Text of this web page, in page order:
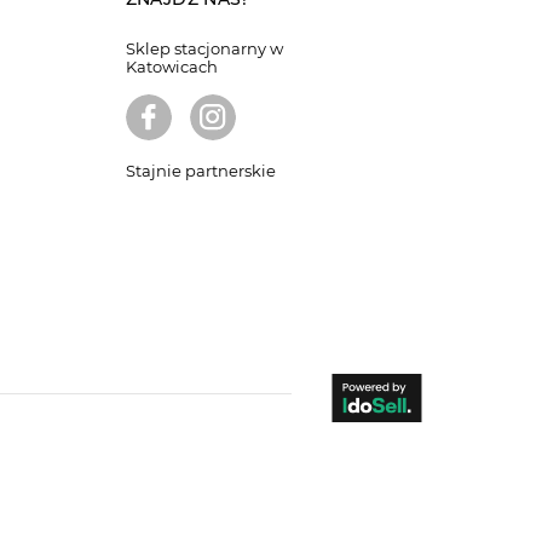
Sklep stacjonarny w
Katowicach
Stajnie partnerskie